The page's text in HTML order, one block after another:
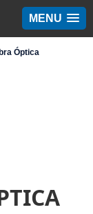
MENU
Óptica